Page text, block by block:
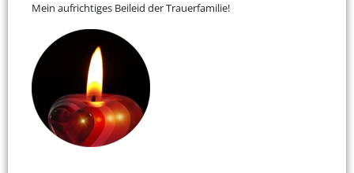
Mein aufrichtiges Beileid der Trauerfamilie!